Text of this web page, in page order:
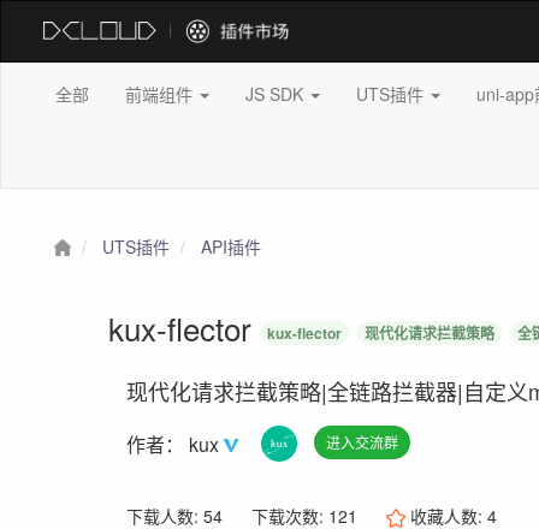
全部 前端组件 JS SDK UTS插件 uni-
UTS插件 API插件
kux-flector kux-flector 现代化请求拦截策略 全
现代化请求拦截策略|全链路拦截器|自定
作者： kux 进入交流群
下载人数: 54 下载次数: 121 收藏人数:4